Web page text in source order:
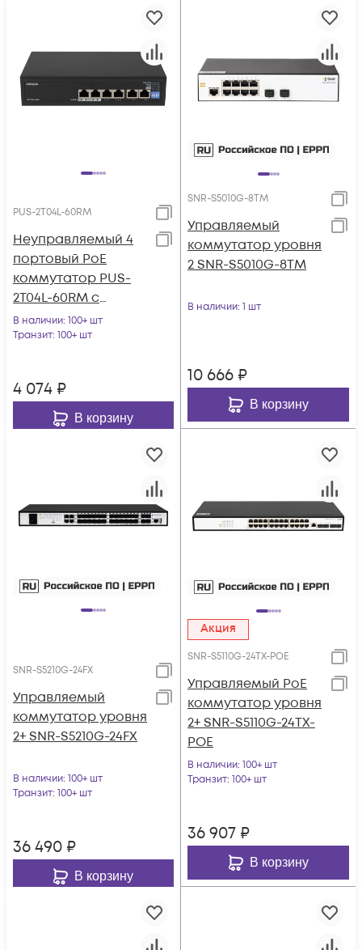
PUS-2T04L-60RM
Неуправляемый 4
портовый PoE
коммутатор PUS-
2T04L-60RM с
возможностью
установки в стойку
В наличии: 100+ шт
Транзит: 100+ шт
4 074 ₽
В корзину
SNR-S5010G-8TM
Управляемый
коммутатор уровня
2 SNR-S5010G-8TM
В наличии: 1 шт
10 666 ₽
В корзину
SNR-S5210G-24FX
Управляемый
коммутатор уровня
2+ SNR-S5210G-24FX
В наличии: 100+ шт
Транзит: 100+ шт
36 490 ₽
В корзину
Акция
SNR-S5110G-24TX-POE
Управляемый PoE
коммутатор уровня
2+ SNR-S5110G-24TX-
POE
В наличии: 100+ шт
Транзит: 100+ шт
36 907 ₽
В корзину